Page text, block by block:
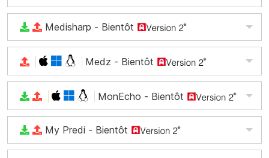
Medisharp - Bientôt
Medz - Bientôt
MonEcho - Bientôt
My Predi - Bientôt